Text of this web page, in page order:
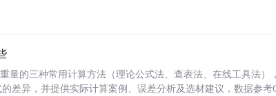
量的三种常用计算方法（理论公式法、查表法、在线工具法）
的差异，并提供实际计算案例、误差分析及选材建议，数据参考